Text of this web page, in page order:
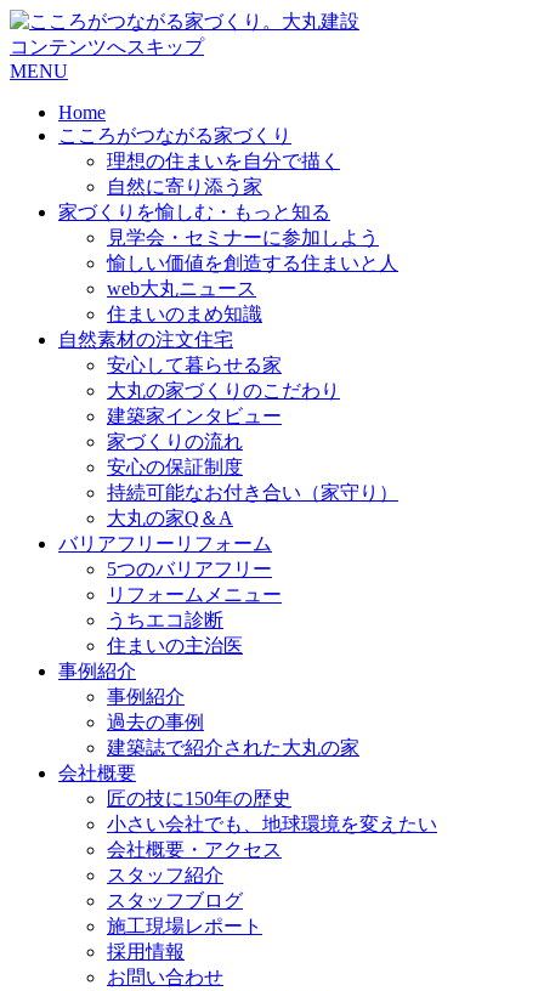
コンテンツへスキップ
MENU
Home
こころがつながる家づくり
理想の住まいを自分で描く
自然に寄り添う家
家づくりを愉しむ・もっと知る
見学会・セミナーに参加しよう
愉しい価値を創造する住まいと人
web大丸ニュース
住まいのまめ知識
自然素材の注文住宅
安心して暮らせる家
大丸の家づくりのこだわり
建築家インタビュー
家づくりの流れ
安心の保証制度
持続可能なお付き合い（家守り）
大丸の家Q＆A
バリアフリーリフォーム
5つのバリアフリー
リフォームメニュー
うちエコ診断
住まいの主治医
事例紹介
事例紹介
過去の事例
建築誌で紹介された大丸の家
会社概要
匠の技に150年の歴史
小さい会社でも、地球環境を変えたい
会社概要・アクセス
スタッフ紹介
スタッフブログ
施工現場レポート
採用情報
お問い合わせ